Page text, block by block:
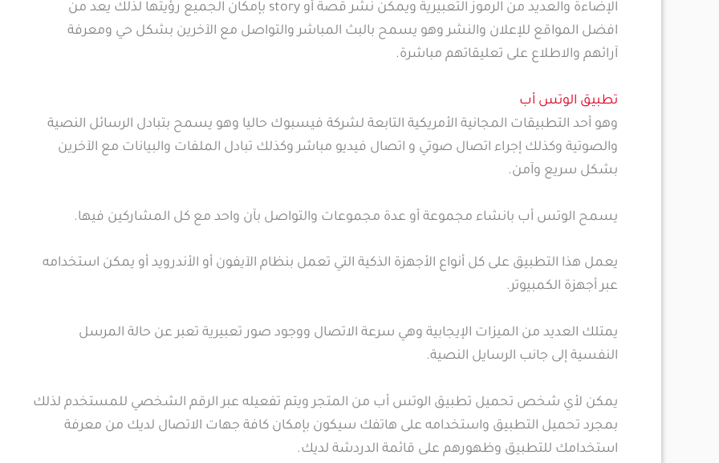
الإضاءة والعديد من الرموز التعبيرية ويمكن نشر قصة أو story بإمكان الجميع رؤيتها لذلك يعد من
افضل المواقع للإعلان والنشر وهو يسمح بالبث المباشر والتواصل مع الآخرين بشكل حي ومعرفة
آرائهم والاطلاع على تعليقاتهم مباشرة.
تطبيق الوتس أب
وهو أحد التطبيقات المجانية الأمريكية التابعة لشركة فيسبوك حاليا وهو يسمح بتبادل الرسائل النصية
والصوتية وكذلك إجراء اتصال صوتي و اتصال فيديو مباشر وكذلك تبادل الملفات والبيانات مع الآخرين
بشكل سريع وآمن.
يسمح الوتس أب بانشاء مجموعة أو عدة مجموعات والتواصل بآن واحد مع كل المشاركين فيها.
يعمل هذا التطبيق على كل أنواع الأجهزة الذكية التي تعمل بنظام الآيفون أو الأندرويد أو يمكن استخدامه
عبر أجهزة الكمبيوتر.
يمتلك العديد من الميزات الإيجابية وهي سرعة الاتصال ووجود صور تعبيرية تعبر عن حالة المرسل
النفسية إلى جانب الرسايل النصية.
يمكن لأي شخص تحميل تطبيق الوتس أب من المتجر ويتم تفعيله عبر الرقم الشخصي للمستخدم لذلك
بمجرد تحميل التطبيق واستخدامه على هاتفك سيكون بإمكان كافة جهات الاتصال لديك من معرفة
استخدامك للتطبيق وظهورهم على قائمة الدردشة لديك.